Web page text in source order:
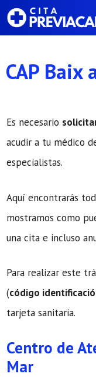
Saltar
CAP Baix
Es necesario
acudir a tu médico
especialistas.
Aquí encontrarás
mostramos como
una cita e incluso
Para realizar este
(código
tarjeta sanitaria.
Centro de
Mar